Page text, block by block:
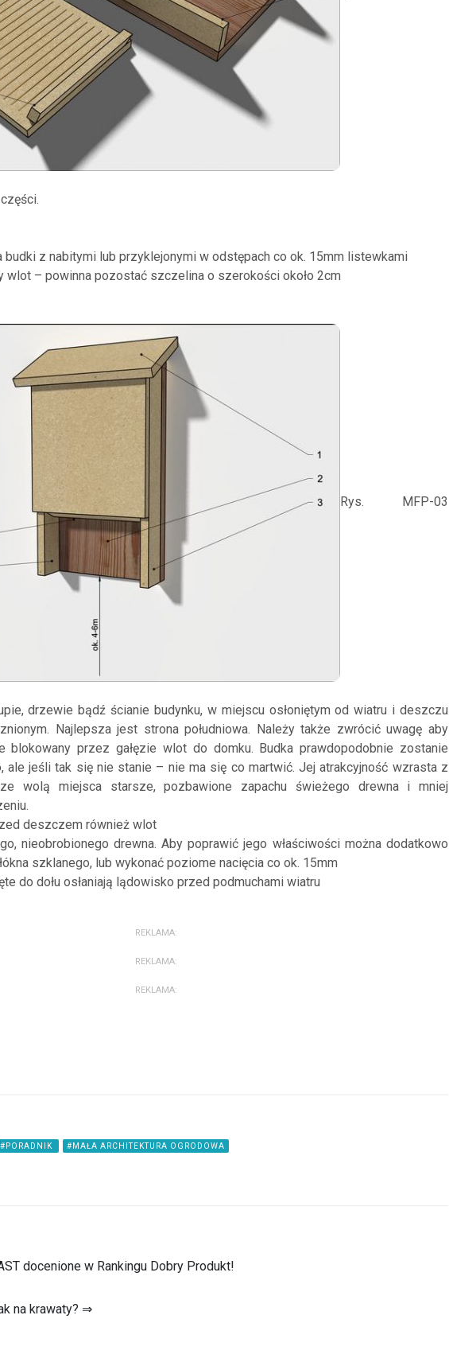
budki z nabitymi lub przyklejonymi w odstępach co ok. 15mm listewkami
wlot – powinna pozostać szczelina o szerokości około 2cm
Rys. MFP-03
drzewie bądź ścianie budynku, w miejscu osłoniętym od wiatru i deszczu
Najlepsza jest strona południowa. Należy także zwrócić uwagę aby
blokowany przez gałęzie wlot do domku. Budka prawdopodobnie zostanie
ale jeśli tak się nie stanie – nie ma się co martwić. Jej atrakcyjność wzrasta z
wolą miejsca starsze, pozbawione zapachu świeżego drewna i mniej
deszczem również wlot
nieobrobionego drewna. Aby poprawić jego właściwości można dodatkowo
szklanego, lub wykonać poziome nacięcia co ok. 15mm
do dołu osłaniają lądowisko przed podmuchami wiatru
REKLAMA:
REKLAMA:
REKLAMA:
#PORADNIK #MAŁA ARCHITEKTURA OGRODOWA
docenione w Rankingu Dobry Produkt!
na krawaty? ⇒